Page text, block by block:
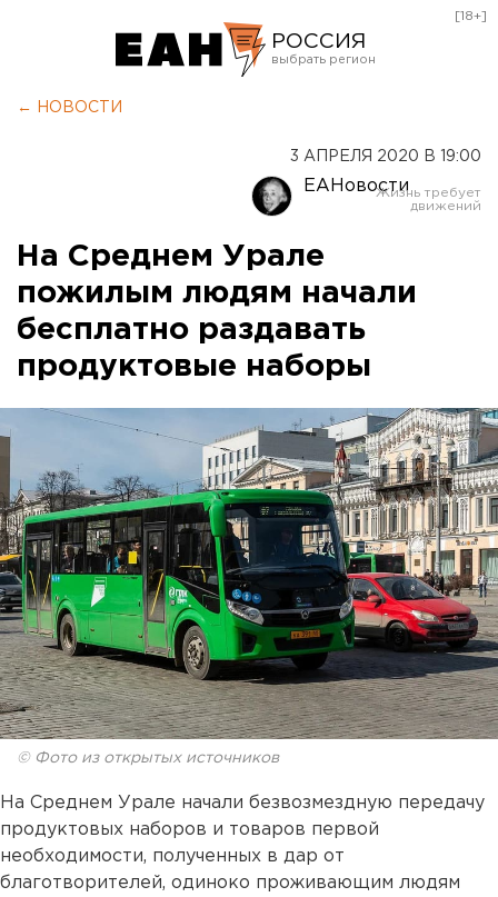
РОССИЯ
Оренбург
[18+]
← НОВОСТИ
3 АПРЕЛЯ 2020 В 19:00
ЕАНовости
На Среднем Урале
пожилым людям начали
бесплатно раздавать
продуктовые наборы
© Фото из открытых источников
На Среднем Урале начали безвозмездную передачу
продуктовых наборов и товаров первой
необходимости, полученных в дар от
благотворителей, одиноко проживающим людям